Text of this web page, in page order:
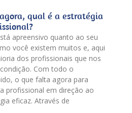
qual é a estratégia
apreensivo quanto ao seu
você existem muitos e, aqui
dos profissionais que nos
Com todo o
o que falta agora para
profissional em direção ao
eficaz. Através de